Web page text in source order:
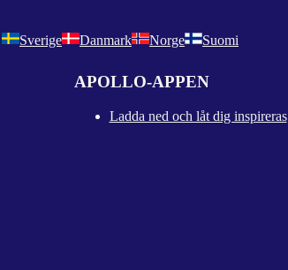
Sverige Danmark Norge Suomi
APOLLO-APPEN
Ladda ned och låt dig inspireras